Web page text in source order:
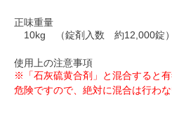
正味重量
10kg （錠剤入数 約12,000錠）
使用上の注意事項
※「石灰硫黄合剤」と混合すると
危険ですので、絶対に混合は行わな